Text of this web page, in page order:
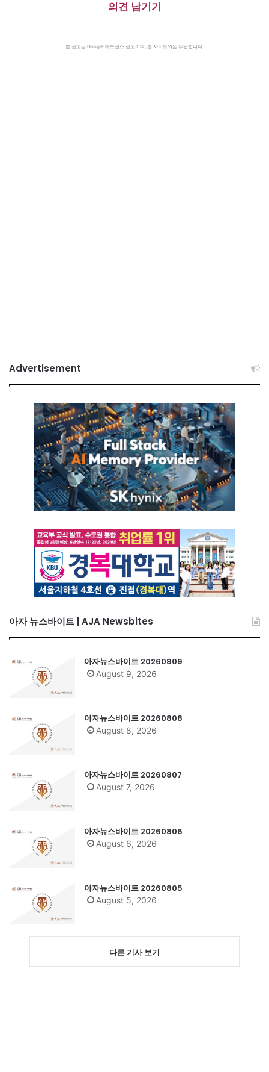
의견 남기기
본 광고는 Google 애드센스 광고이며, 본 사이트와는 무관합니다.
Advertisement
아자 뉴스바이트 | AJA Newsbites
아자뉴스바이트 20260809
August 9, 2026
아자뉴스바이트 20260808
August 8, 2026
아자뉴스바이트 20260807
August 7, 2026
아자뉴스바이트 20260806
August 6, 2026
아자뉴스바이트 20260805
August 5, 2026
다른 기사 보기